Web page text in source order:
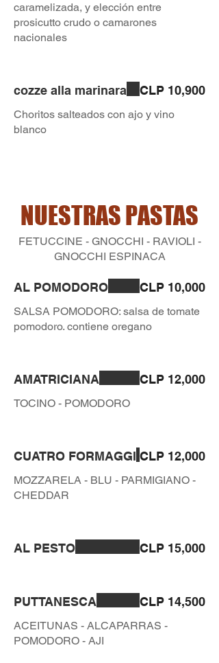
caramelizada, y elección entre
prosicutto crudo o camarones
nacionales
cozze alla marinara
Choritos salteados con ajo y vino
blanco
CLP 10,900
NUESTRAS PASTAS
FETUCCINE - GNOCCHI - RAVIOLI -
GNOCCHI ESPINACA
AL POMODORO
SALSA POMODORO: salsa de tomate
pomodoro. contiene oregano
CLP 10,000
AMATRICIANA
TOCINO - POMODORO
CLP 12,000
CUATRO FORMAGGI
MOZZARELA - BLU - PARMIGIANO -
CHEDDAR
CLP 12,000
AL PESTO CLP 15,000
PUTTANESCA
ACEITUNAS - ALCAPARRAS -
POMODORO - AJI
CLP 14,500